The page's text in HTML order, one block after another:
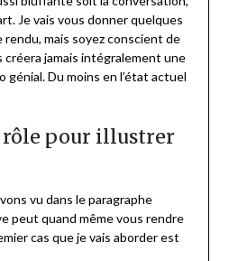
Je vais vous donner quelques
mais soyez conscient de
créera jamais intégralement une
Du moins en l’état actuel
rôle pour illustrer
vu dans le paragraphe
peut quand même vous rendre
cas que je vais aborder est